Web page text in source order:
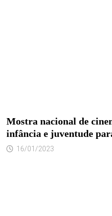
Mostra nacional de
infância e juventude
16/01/2023